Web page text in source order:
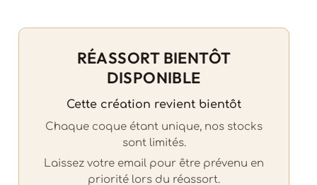
RÉASSORT BIENTÔT
DISPONIBLE
Cette création revient bientôt
Chaque coque étant unique, nos stocks
sont limités.
Laissez votre email pour être prévenu en
priorité lors du réassort.